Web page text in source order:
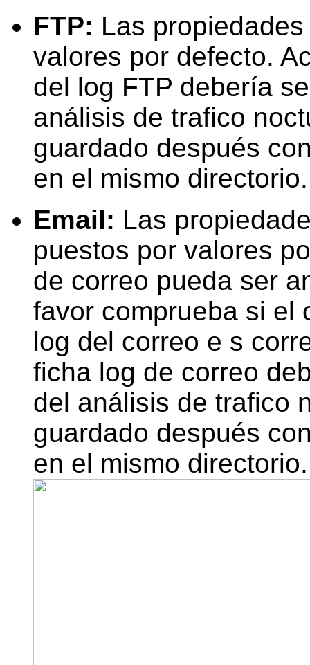
FTP: Las
valores por defecto.
del log FTP debería
análisis de trafico
guardado después
en el mismo directorio.
Email: Las
puestos por valores
de correo pueda ser
favor comprueba si el
log del correo e s
ficha log de correo
del análisis de trafico
guardado después
en el mismo directorio.